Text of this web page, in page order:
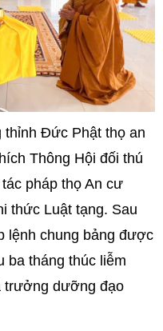
thỉnh Đức Phật thọ an
Thông Hội đối thú
pháp thọ An cư
thức Luật tạng. Sau
lệnh chung bảng được
ba tháng thúc liễm
trưởng dưỡng đạo